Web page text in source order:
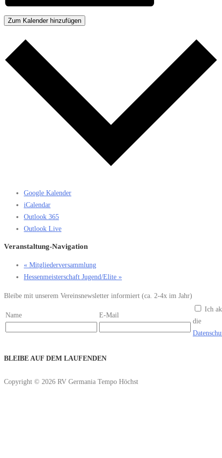
Zum Kalender hinzufügen
Google Kalender
iCalendar
Outlook 365
Outlook Live
Veranstaltung-Navigation
« Mitgliederversammlung
Hessenmeisterschaft Jugend/Elite »
Bleibe mit unserem Vereinsnewsletter informiert (ca. 2-4x im Jahr)
Name E-Mail
Ich
die
BLEIBE AUF DEM LAUFENDEN
Copyright © 2026 RV Germania Tempo Höchst